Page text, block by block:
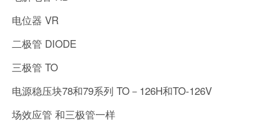
电位器 VR
二极管 DIODE
三极管 TO
电源稳压块78和79系列 TO－126H和TO-126V
场效应管 和三极管一样